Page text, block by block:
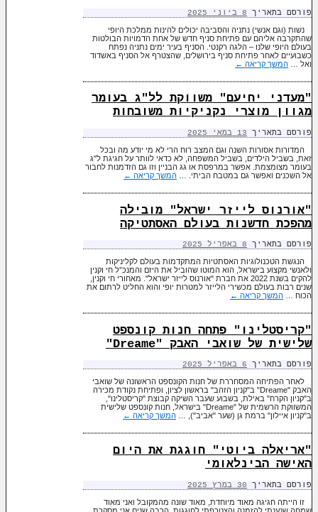
פורסם בתאריך 8 ביוני 2025
נשות (וגם אנשי) נתניה והסביבה יכולים להינות ממלכת היופי
שהתקרבה אליהם עם פתיחת סניף חדש של אחת הדמויות הבולטות
בעולם היופי שלנו – הלגה רקנטי. הסניף בעיר ימים נתניה נפתח
כשבועיים לאחר פתיחת סניף בירושלים, שהצטרף אל הסניף באשדוד
ואל … המשך קריאה ←
"מעדני יחיעם" משווקת לל"ג בעומר
מגוון מוצרי נקניקיות משובחות
פורסם בתאריך 13 במאי 2025
המדורות אסורות השנה וגם המצב רוח הרי לא מי יודע מה ובכל
זאת, בשביל הילדים, בשביל המשפחה, לא כדאי לוותר על חגיגת ל"ג
בעומר מצומצמת. אפשר במרפסת או גג הבניין וזו גם הזדמנות לחבור
אל השכנים ואפשר גם במטבח הביתי. … המשך קריאה ←
"אורנוס לייזר ישראל" מובילה
מהפכת חדשנות בעולם האסתטיקה
פורסם בתאריך 8 באפריל 2025
הנגשת הטכנולוגיות האסתטיות המתקדמות בעולם לקליניקות
ולאנשי מקצוע בישראל, הוא המוטו שהוביל את היזם והמנכ”ל חי וקנין
להקים בשנת 2022 את חברת "אורנוס לייזר ישראל". מאחורי חי וקנין,
שנים רבות בעולם מכשירי הלייזר למטרות יופי והוא החליט לרתום את
הכוח … המשך קריאה ←
"קריסטלינו" פתחה חנות קונספט
שלישית של שואבי האבק "Dreame"
פורסם בתאריך 6 באפריל 2025
לאחר הפתיחה המסחררת של חנות הקונספט הראשונה של שואבי
האבק "Dreame" ב"קניון הזהב" בראשון לציון, ופתיחת נקודת מכירה
ב"קניון הקרח" באילת, בשבוע שעבר השיקה קבוצת "קריסטלינו",
המשווקת הרשמית של "Dreame" בישראל, חנות קונספט שלישית
ב"קניון איילון" ברמת גן (שער "אביב"), … המשך קריאה ←
"אריאלה ביוטי" חוגגת את היום
האישה הבינלאומי
פורסם בתאריך 30 במרץ 2025
זו הייתה חגיגה מאוד מיוחדת, מאוד שונה מהמקובל ואני מאוד